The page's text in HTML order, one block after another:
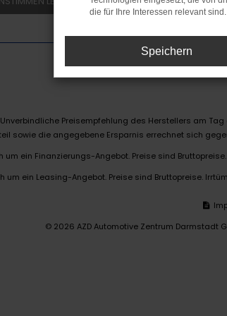
Preisempfehlung des Herstellers am
sowie die angegebene Ersparnis errechnet sich
um ein Finanzierungs-Angebot. Preise sind
um ein Leasing-Angebot. Preise sind Bruttopreise.
© 2026 AZD Automotive Zentrum Darmstadt
die für Ihre Interessen relevant sind.
Speichern